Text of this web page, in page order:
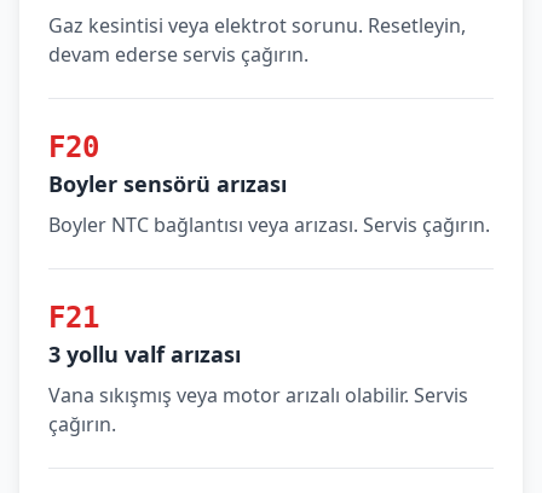
Gaz kesintisi veya elektrot sorunu. Resetleyin,
devam ederse servis çağırın.
F20
Boyler sensörü arızası
Boyler NTC bağlantısı veya arızası. Servis çağırın.
F21
3 yollu valf arızası
Vana sıkışmış veya motor arızalı olabilir. Servis
çağırın.